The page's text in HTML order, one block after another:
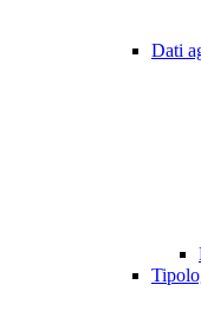
Dati